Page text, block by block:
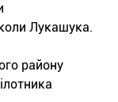
Лукашука.
району